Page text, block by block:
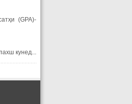
(GPA)-
кунед...